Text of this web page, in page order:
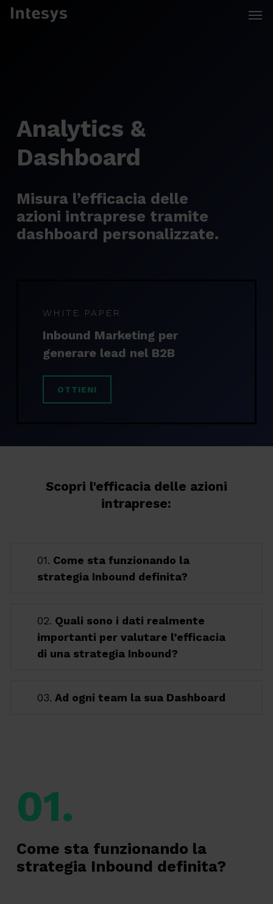
Skip
Analytics &
Dashboard
Misura l’efficacia delle
azioni intraprese tramite
dashboard personalizzate.
WHITE PAPER
Inbound Marketing per
generare lead nel B2B
OTTIENI
Scopri l'efficacia delle azioni
intraprese:
01. Come sta funzionando la
strategia Inbound definita?
02. Quali sono i dati realmente
importanti per valutare l’efficacia
di una strategia Inbound?
03. Ad ogni team la sua Dashboard
01.
Come sta funzionando la
strategia Inbound definita?